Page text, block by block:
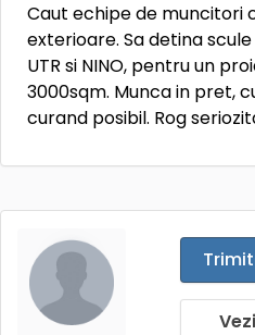
Caut echipe de muncitori
exterioare. Sa detina
UTR si NINO, pentru un
3000sqm. Munca in pret,
curand posibil. Rog